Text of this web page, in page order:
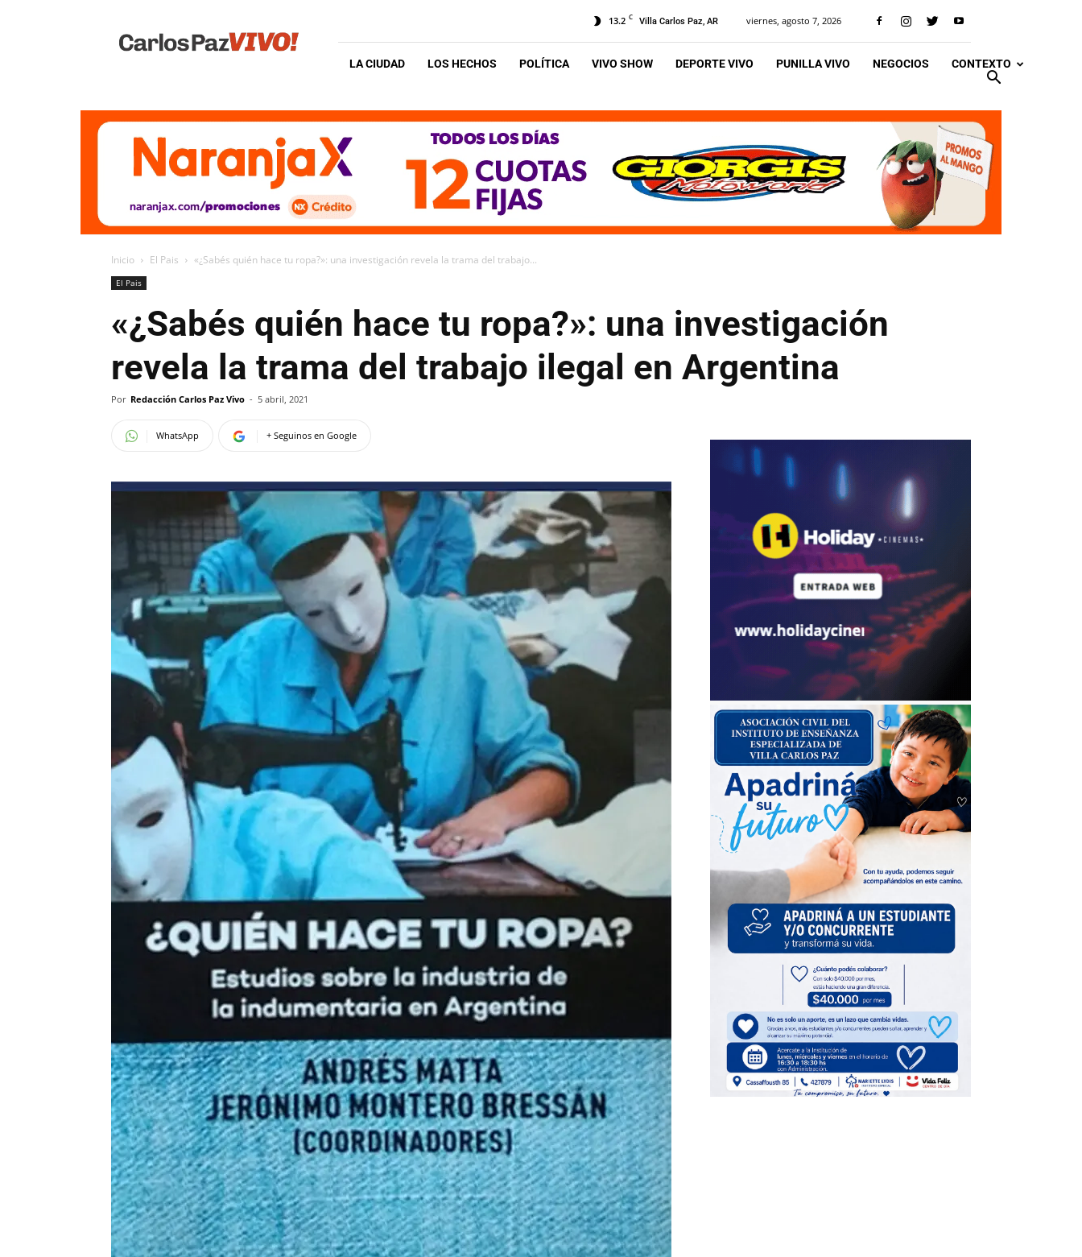
Vivo
13.2 C Villa Carlos Paz, AR viernes, agosto 7, 2026
LA CIUDAD LOS HECHOS POLÍTICA VIVO SHOW DEPORTE VIVO PUNILLA VIVO NEGOCIOS CONTEXTO
Inicio El Pais «¿Sabés quién hace tu ropa?»: una investigación revela la trama del trabajo...
El Pais
«¿Sabés quién hace tu ropa?»: una investigación
revela la trama del trabajo ilegal en Argentina
Por Redacción Carlos Paz Vivo - 5 abril, 2021
WhatsApp + Seguinos en Google